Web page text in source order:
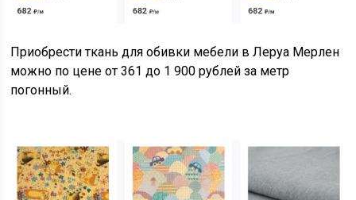
Приобрести ткань для обивки мебели в Леруа Мерлен
можно по цене от 361 до 1 900 рублей за метр
погонный.